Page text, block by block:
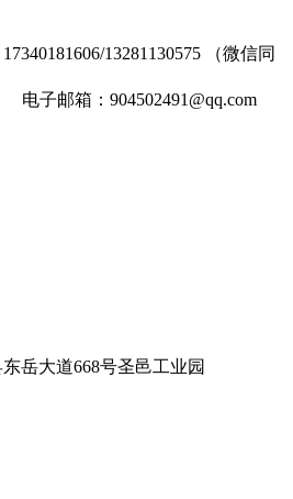
13281130575 （微信同
电子邮箱：904502491@qq.com
岳大道668号圣邑工业园